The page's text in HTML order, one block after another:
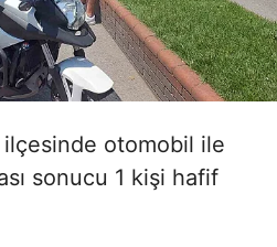
ilçesinde otomobil ile
sonucu 1 kişi hafif